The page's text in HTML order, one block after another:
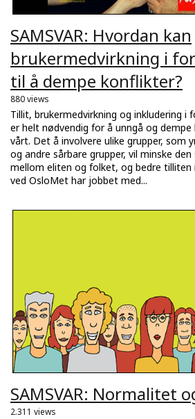
SAMSVAR: Hvordan kan
brukermedvirkning i
til å dempe konflikter?
880 views
Tillit, brukermedvirkning og inkludering i
er helt nødvendig for å unngå og
vårt. Det å involvere ulike grupper, som
og andre sårbare grupper, vil minske
mellom eliten og folket, og bedre tilliten
ved OsloMet har jobbet med...
SAMSVAR: Normalitet
2.311 views